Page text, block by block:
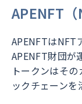
APENFT
APENFTはNFT
APENFT財団が
トークンはそ
ックチェーンを